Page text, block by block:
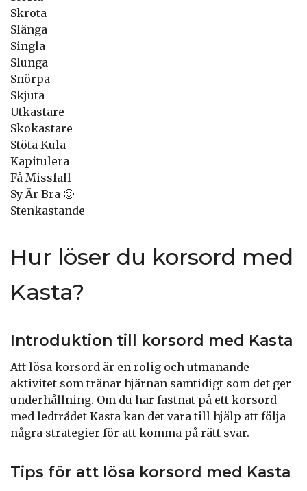
Skrota
Slänga
Singla
Slunga
Snörpa
Skjuta
Utkastare
Skokastare
Stöta Kula
Kapitulera
Få Missfall
Sy Är Bra 🙂
Stenkastande
Hur löser du korsord med
Kasta?
Introduktion till korsord med Kasta
Att lösa korsord är en rolig och utmanande
aktivitet som tränar hjärnan samtidigt som det ger
underhållning. Om du har fastnat på ett korsord
med ledtrådet Kasta kan det vara till hjälp att följa
några strategier för att komma på rätt svar.
Tips för att lösa korsord med Kasta